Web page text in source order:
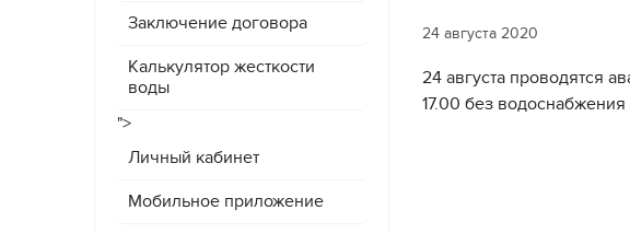
Заключение договора
Калькулятор жесткости
воды
">
Личный кабинет
Мобильное приложение
24 августа 2020
24 августа проводятся
17.00 без